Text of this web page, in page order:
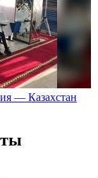
— Казахстан